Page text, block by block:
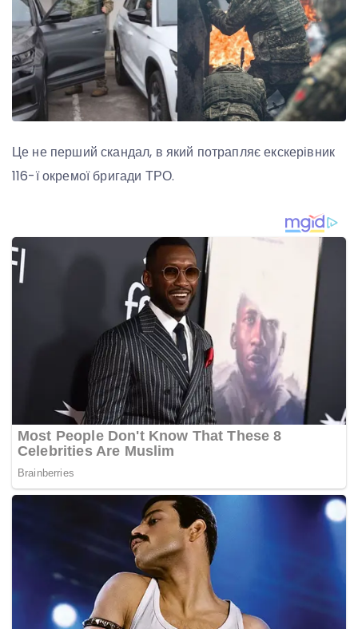
Це не перший скандал, в який потрапляє екскерівник
116-ї окремої бригади ТРО.